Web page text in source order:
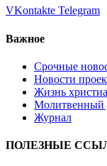
VKontakte Telegram
Важное
Срочные
Новости
Жизнь
Молитвенный
Журнал
ПОЛЕЗНЫЕ